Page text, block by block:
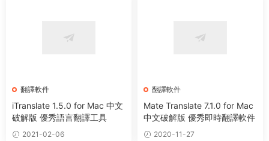
翻譯軟件
iTranslate 1.5.0 for Mac 中文
破解版 優秀語言翻譯工具
2021-02-06
翻譯軟件
Mate Translate 7.1.0 for Mac
中文破解版 優秀即時翻譯軟件
2020-11-27